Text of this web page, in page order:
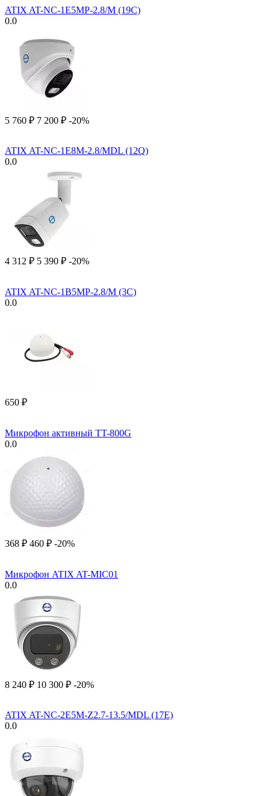
ATIX AT-NC-1E5MP-2.8/M (19C)
0.0
5 760 ₽ 7 200 ₽ -20%
ATIX AT-NC-1E8M-2.8/MDL (12Q)
0.0
4 312 ₽ 5 390 ₽ -20%
ATIX AT-NC-1B5MP-2.8/M (3C)
0.0
‍650‍ ₽
Микрофон активный TT-800G
0.0
‍368‍ ₽ ‍460‍ ₽ -20%
Микрофон ATIX AT-MIC01
0.0
8 240 ₽ 10 300 ₽ -20%
ATIX AT-NC-2E5M-Z2.7-13.5/MDL (17E)
0.0